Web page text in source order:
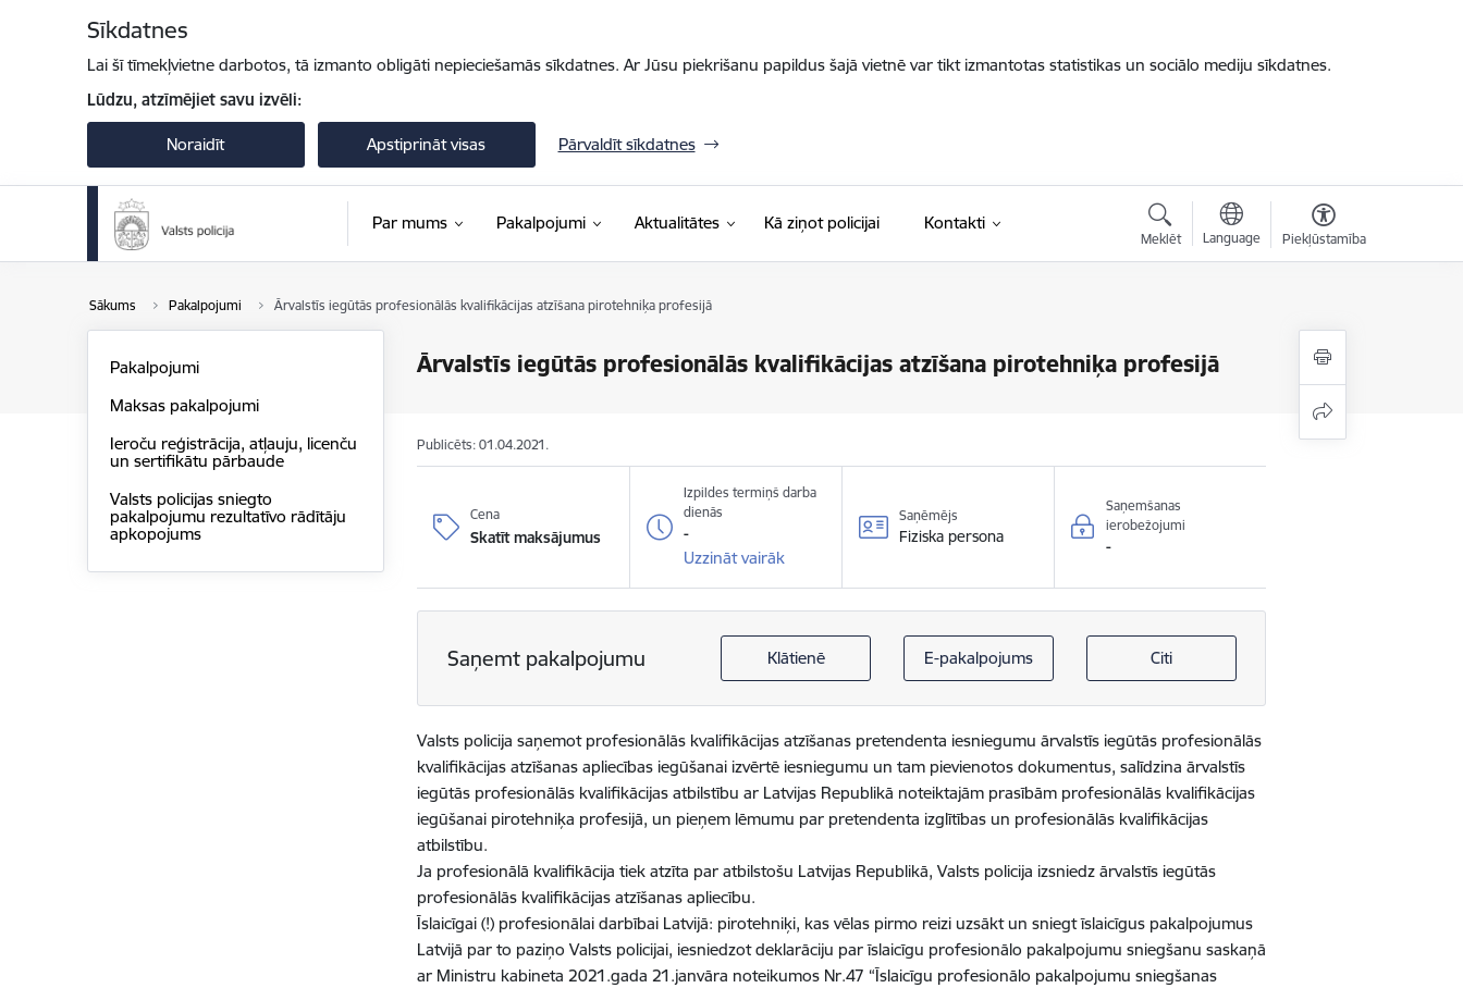
Sīkdatnes
Lai šī tīmekļvietne darbotos, tā izmanto obligāti nepieciešamās sīkdatnes. Ar Jūsu piekrišanu papildus šajā vietnē var tikt izmantotas statistikas un sociālo mediju sīkdatnes.
Lūdzu, atzīmējiet savu izvēli:
Noraidīt Apstiprināt visas Pārvaldīt sīkdatnes
Par mums Pakalpojumi Aktualitātes Kā ziņot policijai Kontakti
Meklēt Language Piekļūstamība
Sākums Pakalpojumi Ārvalstīs iegūtās profesionālās kvalifikācijas atzīšana pirotehniķa profesijā
Ārvalstīs iegūtās profesionālās kvalifikācijas atzīšana pirotehniķa profesijā
Pakalpojumi
Maksas pakalpojumi
Ieroču reģistrācija, atļauju, licenču
un sertifikātu pārbaude
Valsts policijas sniegto
pakalpojumu rezultatīvo rādītāju
apkopojums
Publicēts: 01.04.2021.
Cena
Skatīt maksājumus
Izpildes termiņš darba
dienās
-
Uzzināt vairāk
Saņēmējs
Fiziska persona
Saņemšanas
ierobežojumi
-
Saņemt pakalpojumu Klātienē E-pakalpojums Citi
Valsts policija saņemot profesionālās kvalifikācijas atzīšanas pretendenta iesniegumu ārvalstīs iegūtās profesionālās
kvalifikācijas atzīšanas apliecības iegūšanai izvērtē iesniegumu un tam pievienotos dokumentus, salīdzina ārvalstīs
iegūtās profesionālās kvalifikācijas atbilstību ar Latvijas Republikā noteiktajām prasībām profesionālās kvalifikācijas
iegūšanai pirotehniķa profesijā, un pieņem lēmumu par pretendenta izglītības un profesionālās kvalifikācijas
atbilstību.
Ja profesionālā kvalifikācija tiek atzīta par atbilstošu Latvijas Republikā, Valsts policija izsniedz ārvalstīs iegūtās
profesionālās kvalifikācijas atzīšanas apliecību.
Īslaicīgai (!) profesionālai darbībai Latvijā: pirotehniķi, kas vēlas pirmo reizi uzsākt un sniegt īslaicīgus pakalpojumus
Latvijā par to paziņo Valsts policijai, iesniedzot deklarāciju par īslaicīgu profesionālo pakalpojumu sniegšanu saskaņā
ar Ministru kabineta 2021.gada 21.janvāra noteikumos Nr.47 “Īslaicīgu profesionālo pakalpojumu sniegšanas